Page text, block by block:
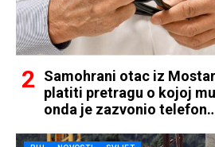
Samohrani otac iz
platiti pretragu o kojoj
onda je zazvonio